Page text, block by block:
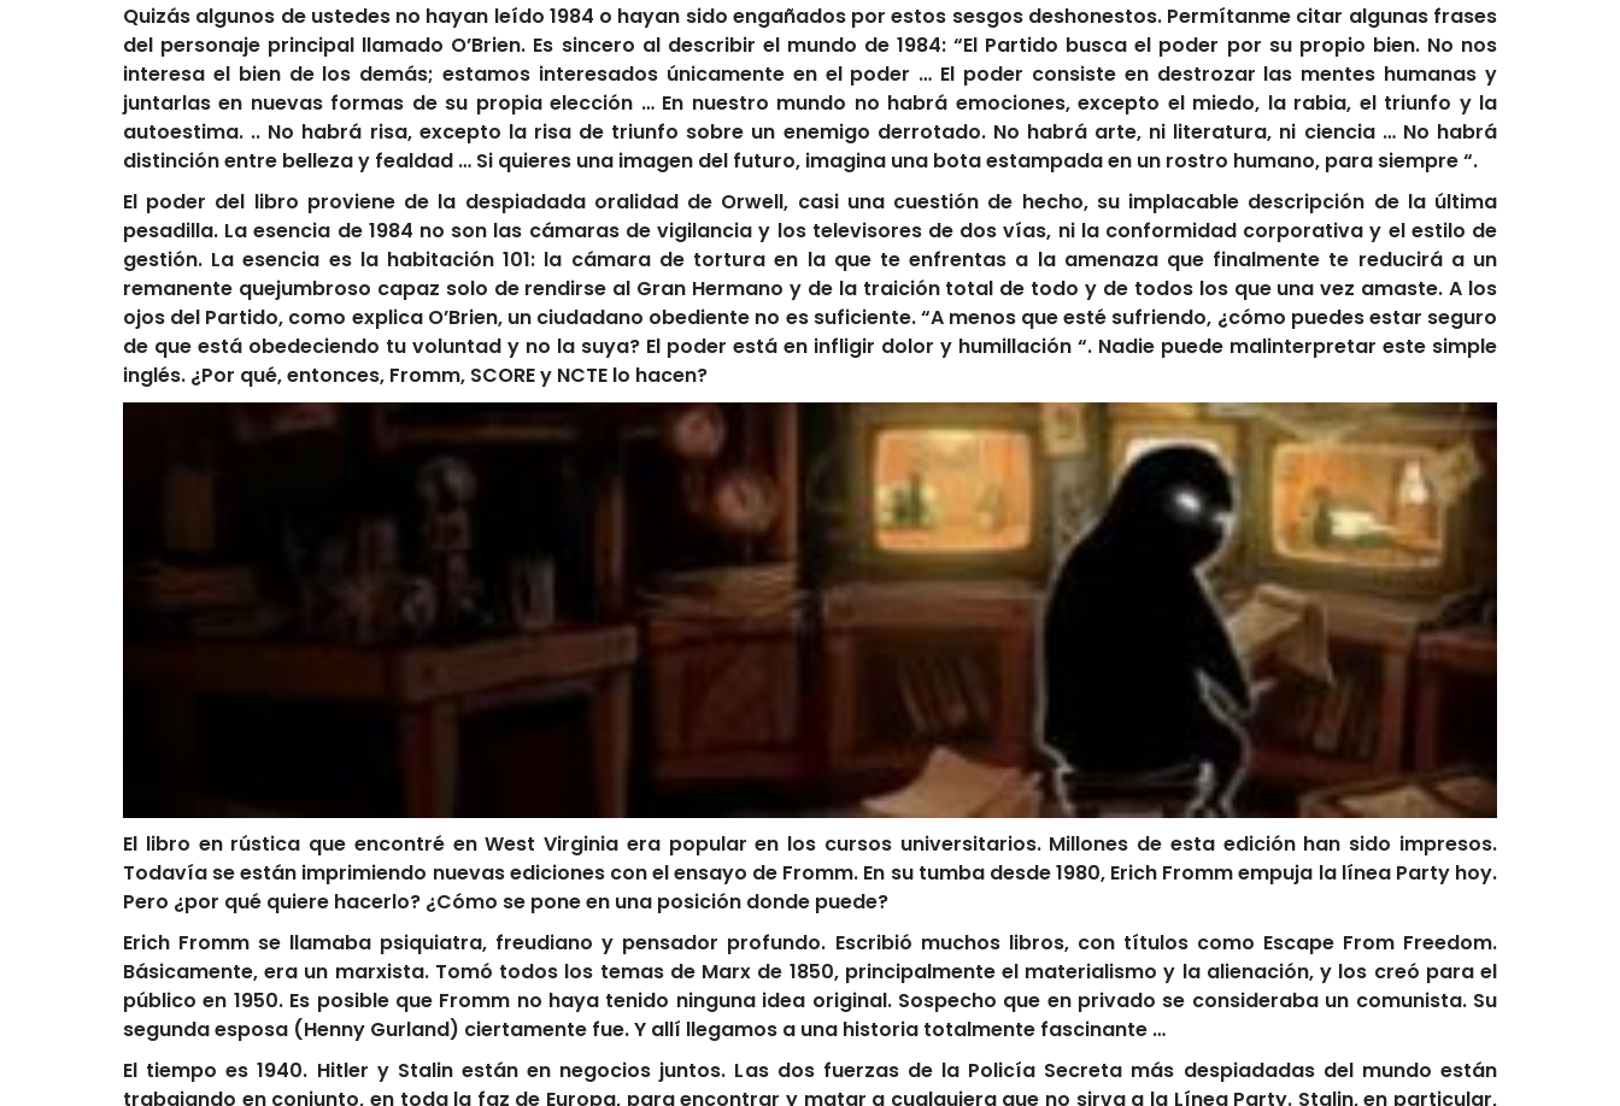
Quizás algunos de ustedes no hayan leído 1984 o hayan sido engañados por estos sesgos deshonestos. Permítanme citar algunas frases
del personaje principal llamado O’Brien. Es sincero al describir el mundo de 1984: “El Partido busca el poder por su propio bien. No nos
interesa el bien de los demás; estamos interesados ​​únicamente en el poder … El poder consiste en destrozar las mentes humanas y
juntarlas en nuevas formas de su propia elección … En nuestro mundo no habrá emociones, excepto el miedo, la rabia, el triunfo y la
autoestima. .. No habrá risa, excepto la risa de triunfo sobre un enemigo derrotado. No habrá arte, ni literatura, ni ciencia … No habrá
distinción entre belleza y fealdad … Si quieres una imagen del futuro, imagina una bota estampada en un rostro humano, para siempre “.
El poder del libro proviene de la despiadada oralidad de Orwell, casi una cuestión de hecho, su implacable descripción de la última
pesadilla. La esencia de 1984 no son las cámaras de vigilancia y los televisores de dos vías, ni la conformidad corporativa y el estilo de
gestión. La esencia es la habitación 101: la cámara de tortura en la que te enfrentas a la amenaza que finalmente te reducirá a un
remanente quejumbroso capaz solo de rendirse al Gran Hermano y de la traición total de todo y de todos los que una vez amaste. A los
ojos del Partido, como explica O’Brien, un ciudadano obediente no es suficiente. “A menos que esté sufriendo, ¿cómo puedes estar seguro
de que está obedeciendo tu voluntad y no la suya? El poder está en infligir dolor y humillación “. Nadie puede malinterpretar este simple
inglés. ¿Por qué, entonces, Fromm, SCORE y NCTE lo hacen?
El libro en rústica que encontré en West Virginia era popular en los cursos universitarios. Millones de esta edición han sido impresos.
Todavía se están imprimiendo nuevas ediciones con el ensayo de Fromm. En su tumba desde 1980, Erich Fromm empuja la línea Party hoy.
Pero ¿por qué quiere hacerlo? ¿Cómo se pone en una posición donde puede?
Erich Fromm se llamaba psiquiatra, freudiano y pensador profundo. Escribió muchos libros, con títulos como Escape From Freedom.
Básicamente, era un marxista. Tomó todos los temas de Marx de 1850, principalmente el materialismo y la alienación, y los creó para el
público en 1950. Es posible que Fromm no haya tenido ninguna idea original. Sospecho que en privado se consideraba un comunista. Su
segunda esposa (Henny Gurland) ciertamente fue. Y allí llegamos a una historia totalmente fascinante …
El tiempo es 1940. Hitler y Stalin están en negocios juntos. Las dos fuerzas de la Policía Secreta más despiadadas del mundo están
trabajando en conjunto, en toda la faz de Europa, para encontrar y matar a cualquiera que no sirva a la Línea Party. Stalin, en particular,